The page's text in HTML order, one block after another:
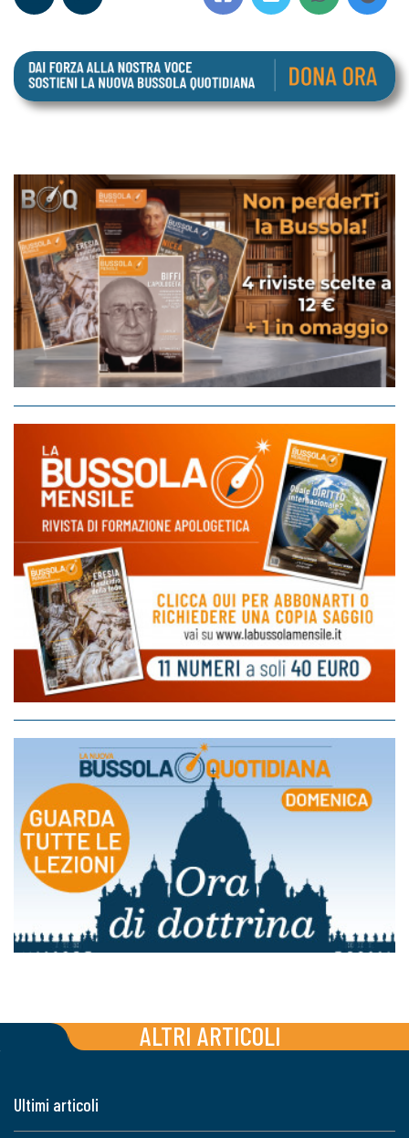
ALTRI ARTICOLI
Ultimi articoli